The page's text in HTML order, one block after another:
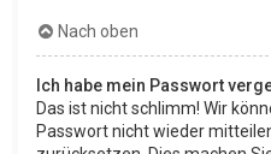
Nach oben
Ich habe mein Passwort
Das ist nicht schlimm! Wir
Passwort nicht wieder